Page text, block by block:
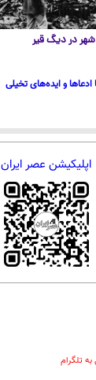
شهر در دیگ قیر
و ایده‌های تخیلی
اپلیکیشن عصر ایران
به تلگرام